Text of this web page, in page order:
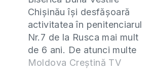
Chișinău își desfășoară
activitatea în penitenciarul
Nr.7 de la Rusca mai mult
de 6 ani. De atunci multe
femei au ajuns să-L
Moldova Creștină TV